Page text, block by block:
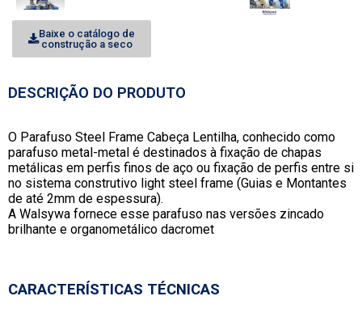
Baixe o catálogo de
construção a seco
DESCRIÇÃO DO PRODUTO
O Parafuso Steel Frame Cabeça Lentilha, conhecido como
parafuso metal-metal é destinados à fixação de chapas
metálicas em perfis finos de aço ou fixação de perfis entre si
no sistema construtivo light steel frame (Guias e Montantes
de até 2mm de espessura).
A Walsywa fornece esse parafuso nas versões zincado
brilhante e organometálico dacromet
CARACTERÍSTICAS TÉCNICAS